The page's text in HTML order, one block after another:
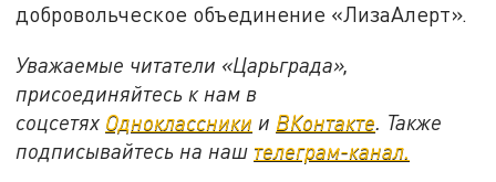
добровольческое объединение «ЛизаАлерт».
Уважаемые читатели «Царьграда»,
присоединяйтесь к нам в
соцсетях Одноклассники и ВКонтакте. Также
подписывайтесь на наш телеграм-канал.